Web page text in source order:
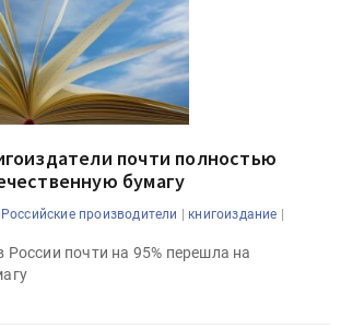
почти полностью
бумагу
Российские производители | книгоиздание |
почти на 95% перешла на